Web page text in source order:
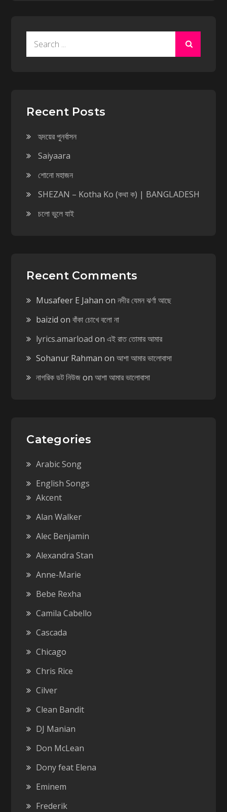
Recent Posts
হৃদয়ের পুনর্বাসন
Saiyaara
শোনো মহাজন
SHEZAN – Kotha Ko (কথা ক) | BANGLADESH
চলো ভুলে যাই
Recent Comments
Musafeer E Jahan onনদীর যেমন ঝর্ণা আছে
baizid onবাঁকা চোখে বলো না
lyrics.amarload onএই রাত তোমার আমার
Sohanur Rahman onআশা আমার ভালোবাসা
নাগরিক ডট নিউজonআশা আমার ভালোবাসা
Categories
Arabic Song
English Songs
Akcent
Alan Walker
Alec Benjamin
Alexandra Stan
Anne-Marie
Bebe Rexha
Camila Cabello
Cascada
Chicago
Chris Rice
Cilver
Clean Bandit
DJ Manian
Don McLean
Dony feat Elena
Eminem
Frederik